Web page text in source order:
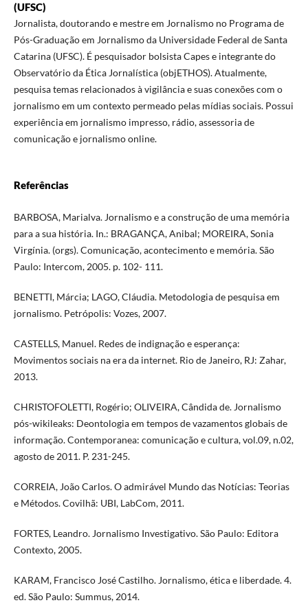
(UFSC)
Jornalista, doutorando e mestre em Jornalismo no Programa de
Pós-Graduação em Jornalismo da Universidade Federal de Santa
Catarina (UFSC). É pesquisador bolsista Capes e integrante do
Observatório da Ética Jornalística (objETHOS). Atualmente,
pesquisa temas relacionados à vigilância e suas conexões com o
jornalismo em um contexto permeado pelas mídias sociais. Possui
experiência em jornalismo impresso, rádio, assessoria de
comunicação e jornalismo online.
Referências
BARBOSA, Marialva. Jornalismo e a construção de uma memória
para a sua história. In.: BRAGANÇA, Anibal; MOREIRA, Sonia
Virgínia. (orgs). Comunicação, acontecimento e memória. São
Paulo: Intercom, 2005. p. 102- 111.
BENETTI, Márcia; LAGO, Cláudia. Metodologia de pesquisa em
jornalismo. Petrópolis: Vozes, 2007.
CASTELLS, Manuel. Redes de indignação e esperança:
Movimentos sociais na era da internet. Rio de Janeiro, RJ: Zahar,
2013.
CHRISTOFOLETTI, Rogério; OLIVEIRA, Cândida de. Jornalismo
pós-wikileaks: Deontologia em tempos de vazamentos globais de
informação. Contemporanea: comunicação e cultura, vol.09, n.02,
agosto de 2011. P. 231-245.
CORREIA, João Carlos. O admirável Mundo das Notícias: Teorias
e Métodos. Covilhã: UBI, LabCom, 2011.
FORTES, Leandro. Jornalismo Investigativo. São Paulo: Editora
Contexto, 2005.
KARAM, Francisco José Castilho. Jornalismo, ética e liberdade. 4.
ed. São Paulo: Summus, 2014.